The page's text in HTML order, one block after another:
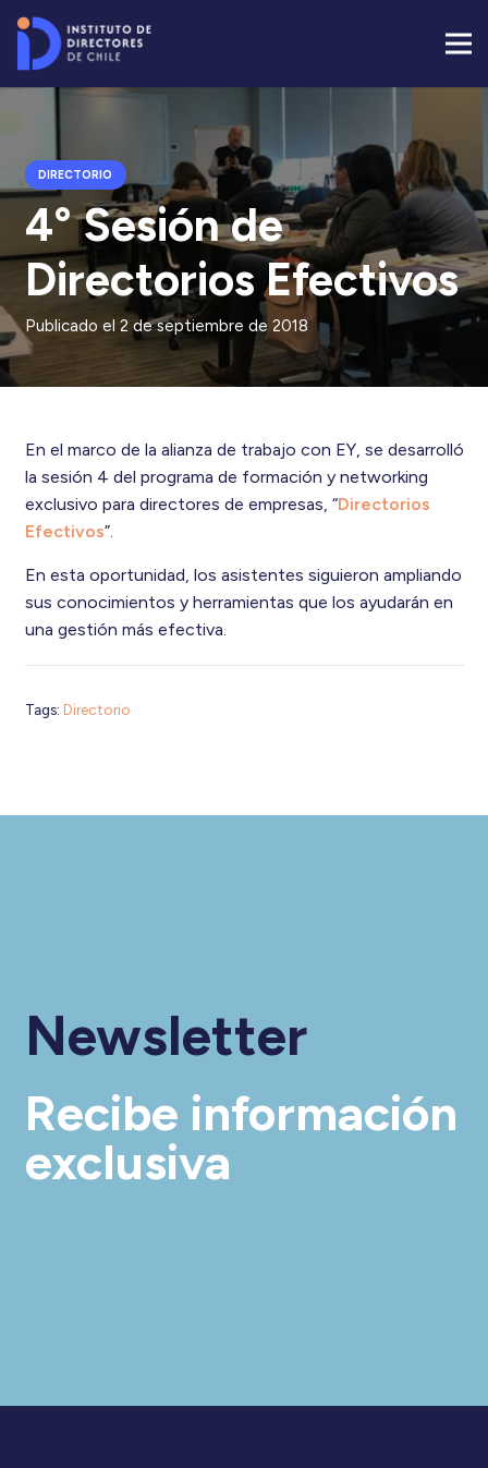
DIRECTORIO
4° Sesión de
Directorios Efectivos
Publicado el 2 de septiembre de 2018
En el marco de la alianza de trabajo con EY, se desarrolló
la sesión 4 del programa de formación y networking
exclusivo para directores de empresas, “Directorios
Efectivos”.
En esta oportunidad, los asistentes siguieron ampliando
sus conocimientos y herramientas que los ayudarán en
una gestión más efectiva.
Tags: Directorio
Newsletter
Recibe información
exclusiva